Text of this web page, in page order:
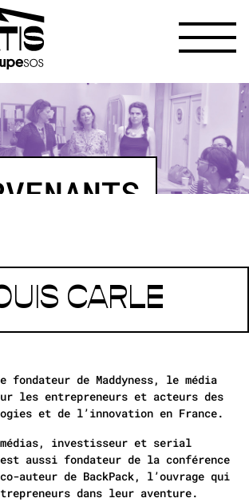
CARLE
de Maddyness, le média
les entrepreneurs et acteurs des
et de l’innovation en France.
médias, investisseur et serial
aussi fondateur de la conférence
auteur de BackPack, l’ouvrage qui
dans leur aventure.